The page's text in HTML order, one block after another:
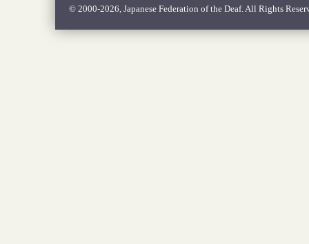
© 2000-2026, Japanese Federation of the Deaf. All Rights